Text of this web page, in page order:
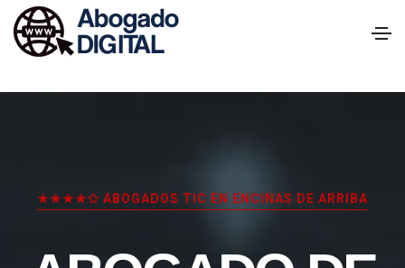
★★★★✩ ABOGADOS TIC EN ENCINAS DE ARRIBA